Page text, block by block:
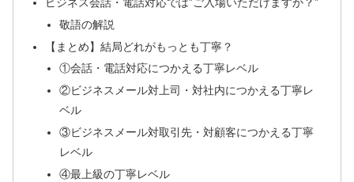
敬語の解説
【まとめ】結局どれがもっとも丁寧？
①会話・電話対応につかえる丁寧レベル
②ビジネスメール対上司・対社内につかえる丁寧レ
ベル
③ビジネスメール対取引先・対顧客につかえる丁寧
レベル
④最上級の丁寧レベル